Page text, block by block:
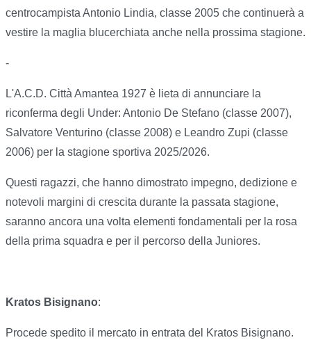
centrocampista Antonio Lindia, classe 2005 che continuerà a
vestire la maglia blucerchiata anche nella prossima stagione.
-
L'A.C.D. Città Amantea 1927 è lieta di annunciare la
riconferma degli Under: Antonio De Stefano (classe 2007),
Salvatore Venturino (classe 2008) e Leandro Zupi (classe
2006) per la stagione sportiva 2025/2026.
Questi ragazzi, che hanno dimostrato impegno, dedizione e
notevoli margini di crescita durante la passata stagione,
saranno ancora una volta elementi fondamentali per la rosa
della prima squadra e per il percorso della Juniores.
Kratos Bisignano:
Procede spedito il mercato in entrata del Kratos Bisignano.